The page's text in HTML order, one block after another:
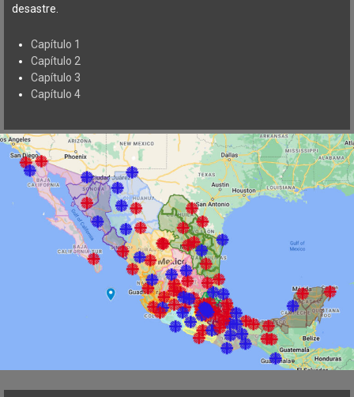
desastre.
Capítulo 1
Capítulo 2
Capítulo 3
Capítulo 4